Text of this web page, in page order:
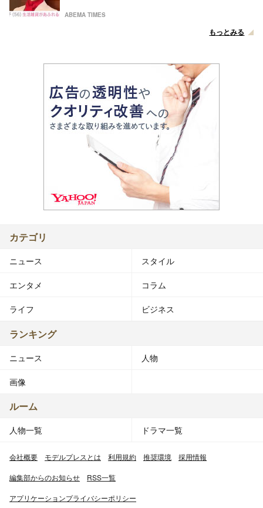
ABEMA TIMES
もっとみる
カテゴリ
ニュース スタイル
エンタメ コラム
ライフ ビジネス
ランキング
ニュース 人物
画像
ルーム
人物一覧 ドラマ一覧
会社概要 モデルプレスとは 利用規約 推奨環境 採用情報
編集部からのお知らせ RSS一覧
アプリケーションプライバシーポリシー